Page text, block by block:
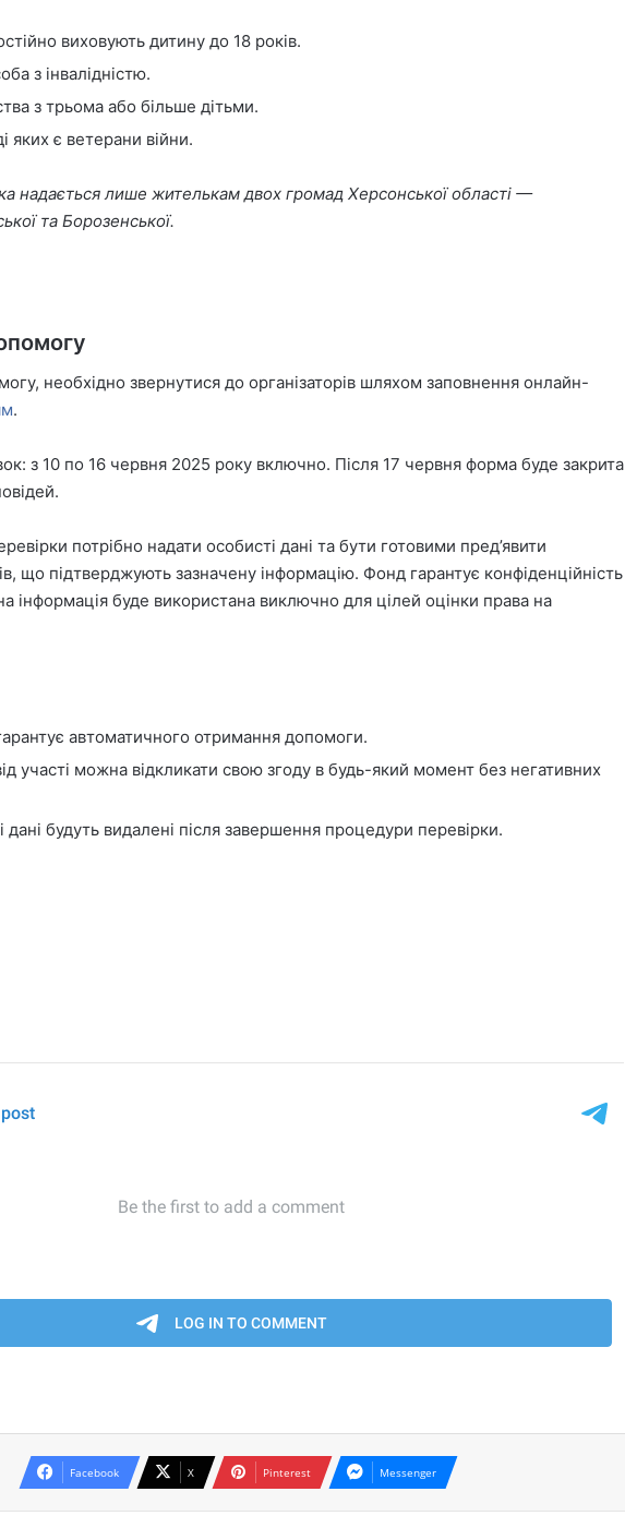
виховують дитину до 18 років.
з інвалідністю.
з трьома або більше дітьми.
яких є ветерани війни.
надається лише жителькам двох громад Херсонської області —
та Борозенської.
необхідно звернутися до організаторів шляхом заповнення онлайн-
.
з 10 по 16 червня 2025 року включно. Після 17 червня форма буде закрита
потрібно надати особисті дані та бути готовими пред’явити
що підтверджують зазначену інформацію. Фонд гарантує конфіденційність
інформація буде використана виключно для цілей оцінки права на
автоматичного отримання допомоги.
участі можна відкликати свою згоду в будь-який момент без негативних
дані будуть видалені після завершення процедури перевірки.
Facebook X Pinterest Messenger